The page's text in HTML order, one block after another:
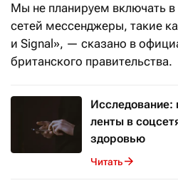
Мы не планируем включать в
сетей мессенджеры, такие
и Signal», — сказано в
британского правительства.
Исследование:
ленты в
здоровью
Читать